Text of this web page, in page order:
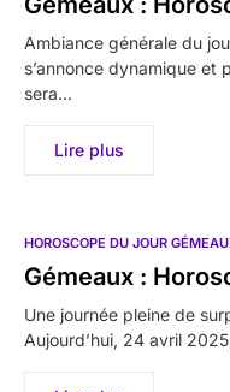
Ambiance générale du
s’annonce dynamique et
sera…
Lire plus
HOROSCOPE DU JOUR
Gémeaux :
Une journée pleine de
Aujourd’hui, 24 avril